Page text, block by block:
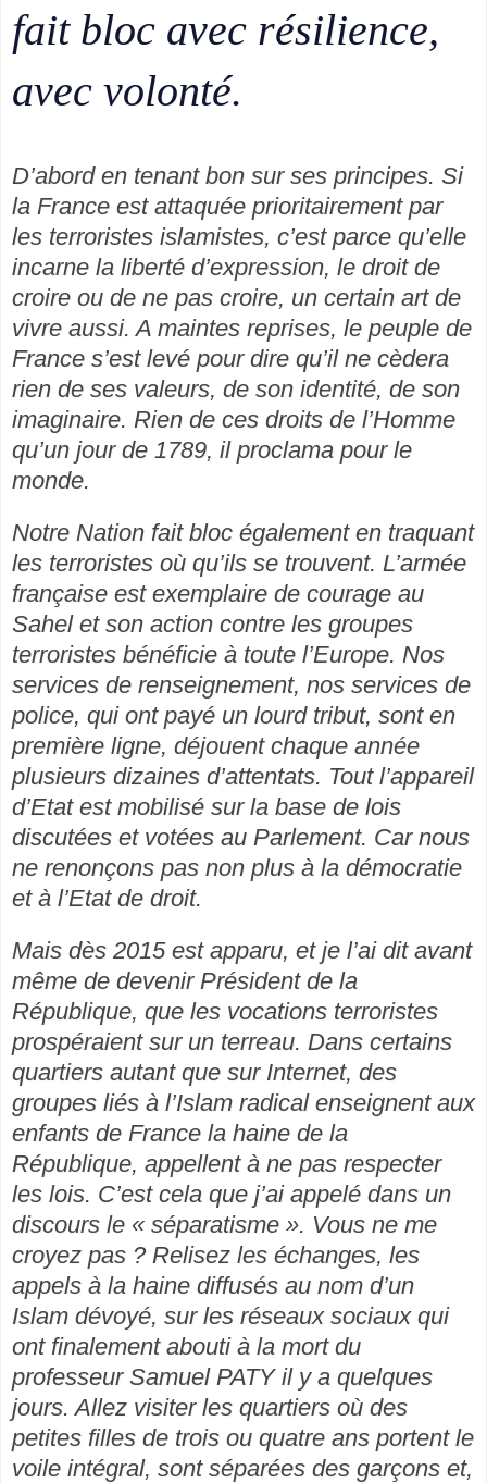
fait bloc avec résilience,
avec volonté.
D’abord en tenant bon sur ses principes. Si
la France est attaquée prioritairement par
les terroristes islamistes, c’est parce qu’elle
incarne la liberté d’expression, le droit de
croire ou de ne pas croire, un certain art de
vivre aussi. A maintes reprises, le peuple de
France s’est levé pour dire qu’il ne cèdera
rien de ses valeurs, de son identité, de son
imaginaire. Rien de ces droits de l’Homme
qu’un jour de 1789, il proclama pour le
monde.
Notre Nation fait bloc également en traquant
les terroristes où qu’ils se trouvent. L’armée
française est exemplaire de courage au
Sahel et son action contre les groupes
terroristes bénéficie à toute l’Europe. Nos
services de renseignement, nos services de
police, qui ont payé un lourd tribut, sont en
première ligne, déjouent chaque année
plusieurs dizaines d’attentats. Tout l’appareil
d’Etat est mobilisé sur la base de lois
discutées et votées au Parlement. Car nous
ne renonçons pas non plus à la démocratie
et à l’Etat de droit.
Mais dès 2015 est apparu, et je l’ai dit avant
même de devenir Président de la
République, que les vocations terroristes
prospéraient sur un terreau. Dans certains
quartiers autant que sur Internet, des
groupes liés à l’Islam radical enseignent aux
enfants de France la haine de la
République, appellent à ne pas respecter
les lois. C’est cela que j’ai appelé dans un
discours le « séparatisme ». Vous ne me
croyez pas ? Relisez les échanges, les
appels à la haine diffusés au nom d’un
Islam dévoyé, sur les réseaux sociaux qui
ont finalement abouti à la mort du
professeur Samuel PATY il y a quelques
jours. Allez visiter les quartiers où des
petites filles de trois ou quatre ans portent le
voile intégral, sont séparées des garçons et,